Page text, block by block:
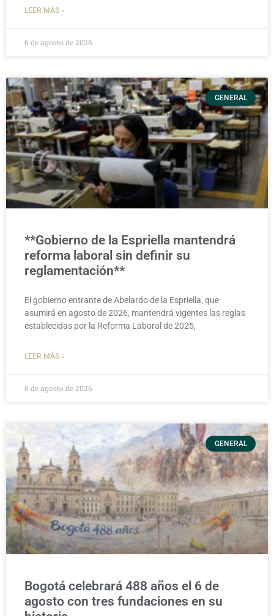
LEER MÁS »
6 de agosto de 2026
GENERAL
**Gobierno de la Espriella mantendrá
reforma laboral sin definir su
reglamentación**
El gobierno entrante de Abelardo de la Espriella, que
asumirá en agosto de 2026, mantendrá vigentes las reglas
establecidas por la Reforma Laboral de 2025,
LEER MÁS »
6 de agosto de 2026
GENERAL
Bogotá celebrará 488 años el 6 de
agosto con tres fundaciones en su